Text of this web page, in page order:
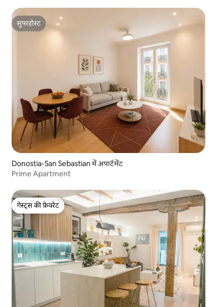
सुपरहोस्ट
सुपरहोस्ट
Donostia-San Sebastian में अपार्टमेंट
Prime Apartment
गेस्ट्स की फ़ेवरेट
गेस्ट्स की फ़ेवरेट